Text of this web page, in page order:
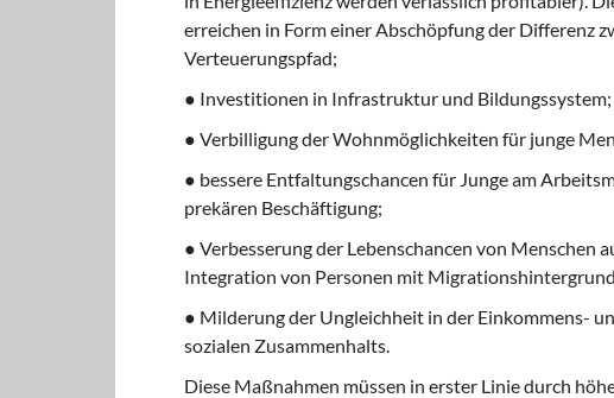
erreichen in Form einer Abschöpfung der Differenz
Verteuerungspfad;
● Investitionen in Infrastruktur und Bildungssystem;
● Verbilligung der Wohnmöglichkeiten für junge
● bessere Entfaltungschancen für Junge am
prekären Beschäftigung;
● Verbesserung der Lebenschancen von Menschen
Integration von Personen mit
● Milderung der Ungleichheit in der Einkommens-
sozialen Zusammenhalts.
Diese Maßnahmen müssen in erster Linie durch